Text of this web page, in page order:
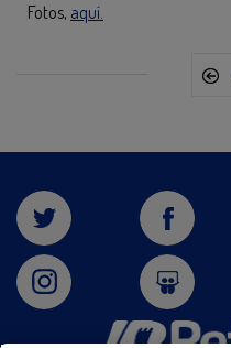
Fotos, aquí.